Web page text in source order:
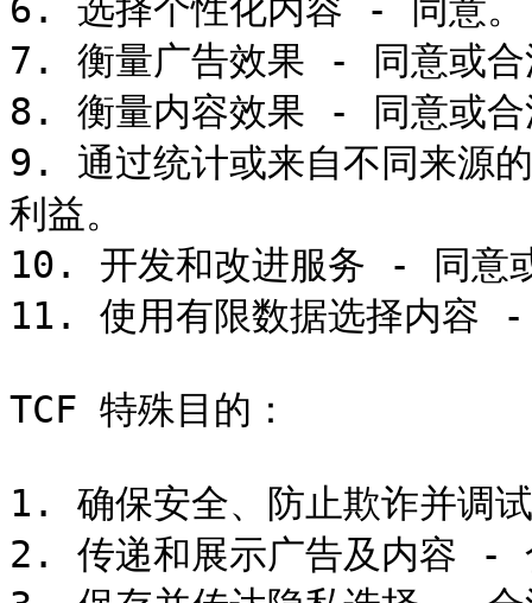
6. 选择个性化内容 - 同意。
7. 衡量广告效果 - 同意或合
8. 衡量内容效果 - 同意或合
9. 通过统计或来自不同来源
利益。
10. 开发和改进服务 - 同意
11. 使用有限数据选择内容 -
TCF 特殊目的：
1. 确保安全、防止欺诈并调
2. 传递和展示广告及内容 -